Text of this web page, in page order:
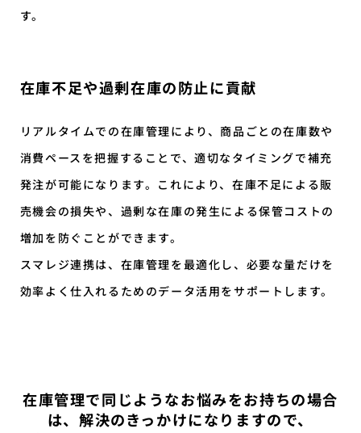
す。
在庫不足や過剰在庫の防止に貢献
リアルタイムでの在庫管理により、商品ごとの在庫数や
消費ペースを把握することで、適切なタイミングで補充
発注が可能になります。これにより、在庫不足による販
売機会の損失や、過剰な在庫の発生による保管コストの
増加を防ぐことができます。
スマレジ連携は、在庫管理を最適化し、必要な量だけを
効率よく仕入れるためのデータ活用をサポートします。
在庫管理で同じようなお悩みをお持ちの場合
は、解決のきっかけになりますので、